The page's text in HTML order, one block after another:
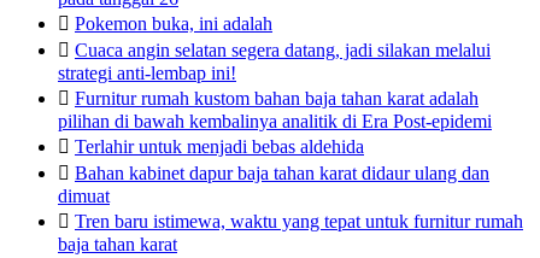
 Pokemon buka, ini adalah
 Cuaca angin selatan segera datang, jadi silakan melalui
strategi anti-lembap ini!
 Furnitur rumah kustom bahan baja tahan karat adalah
pilihan di bawah kembalinya analitik di Era Post-epidemi
 Terlahir untuk menjadi bebas aldehida
 Bahan kabinet dapur baja tahan karat didaur ulang dan
dimuat
 Tren baru istimewa, waktu yang tepat untuk furnitur rumah
baja tahan karat